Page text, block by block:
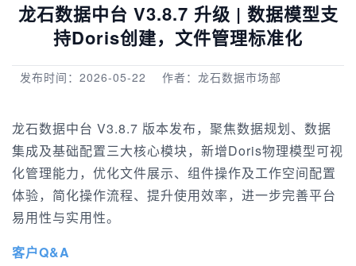
龙石数据中台 V3.8.7 升级 | 数据模型支
持Doris创建，文件管理标准化
发布时间：2026-05-22 作者：龙石数据市场部
龙石数据中台 V3.8.7 版本发布，聚焦数据规划、数据
集成及基础配置三大核心模块，新增Doris物理模型可视
化管理能力，优化文件展示、组件操作及工作空间配置
体验，简化操作流程、提升使用效率，进一步完善平台
易用性与实用性。
客户Q&A